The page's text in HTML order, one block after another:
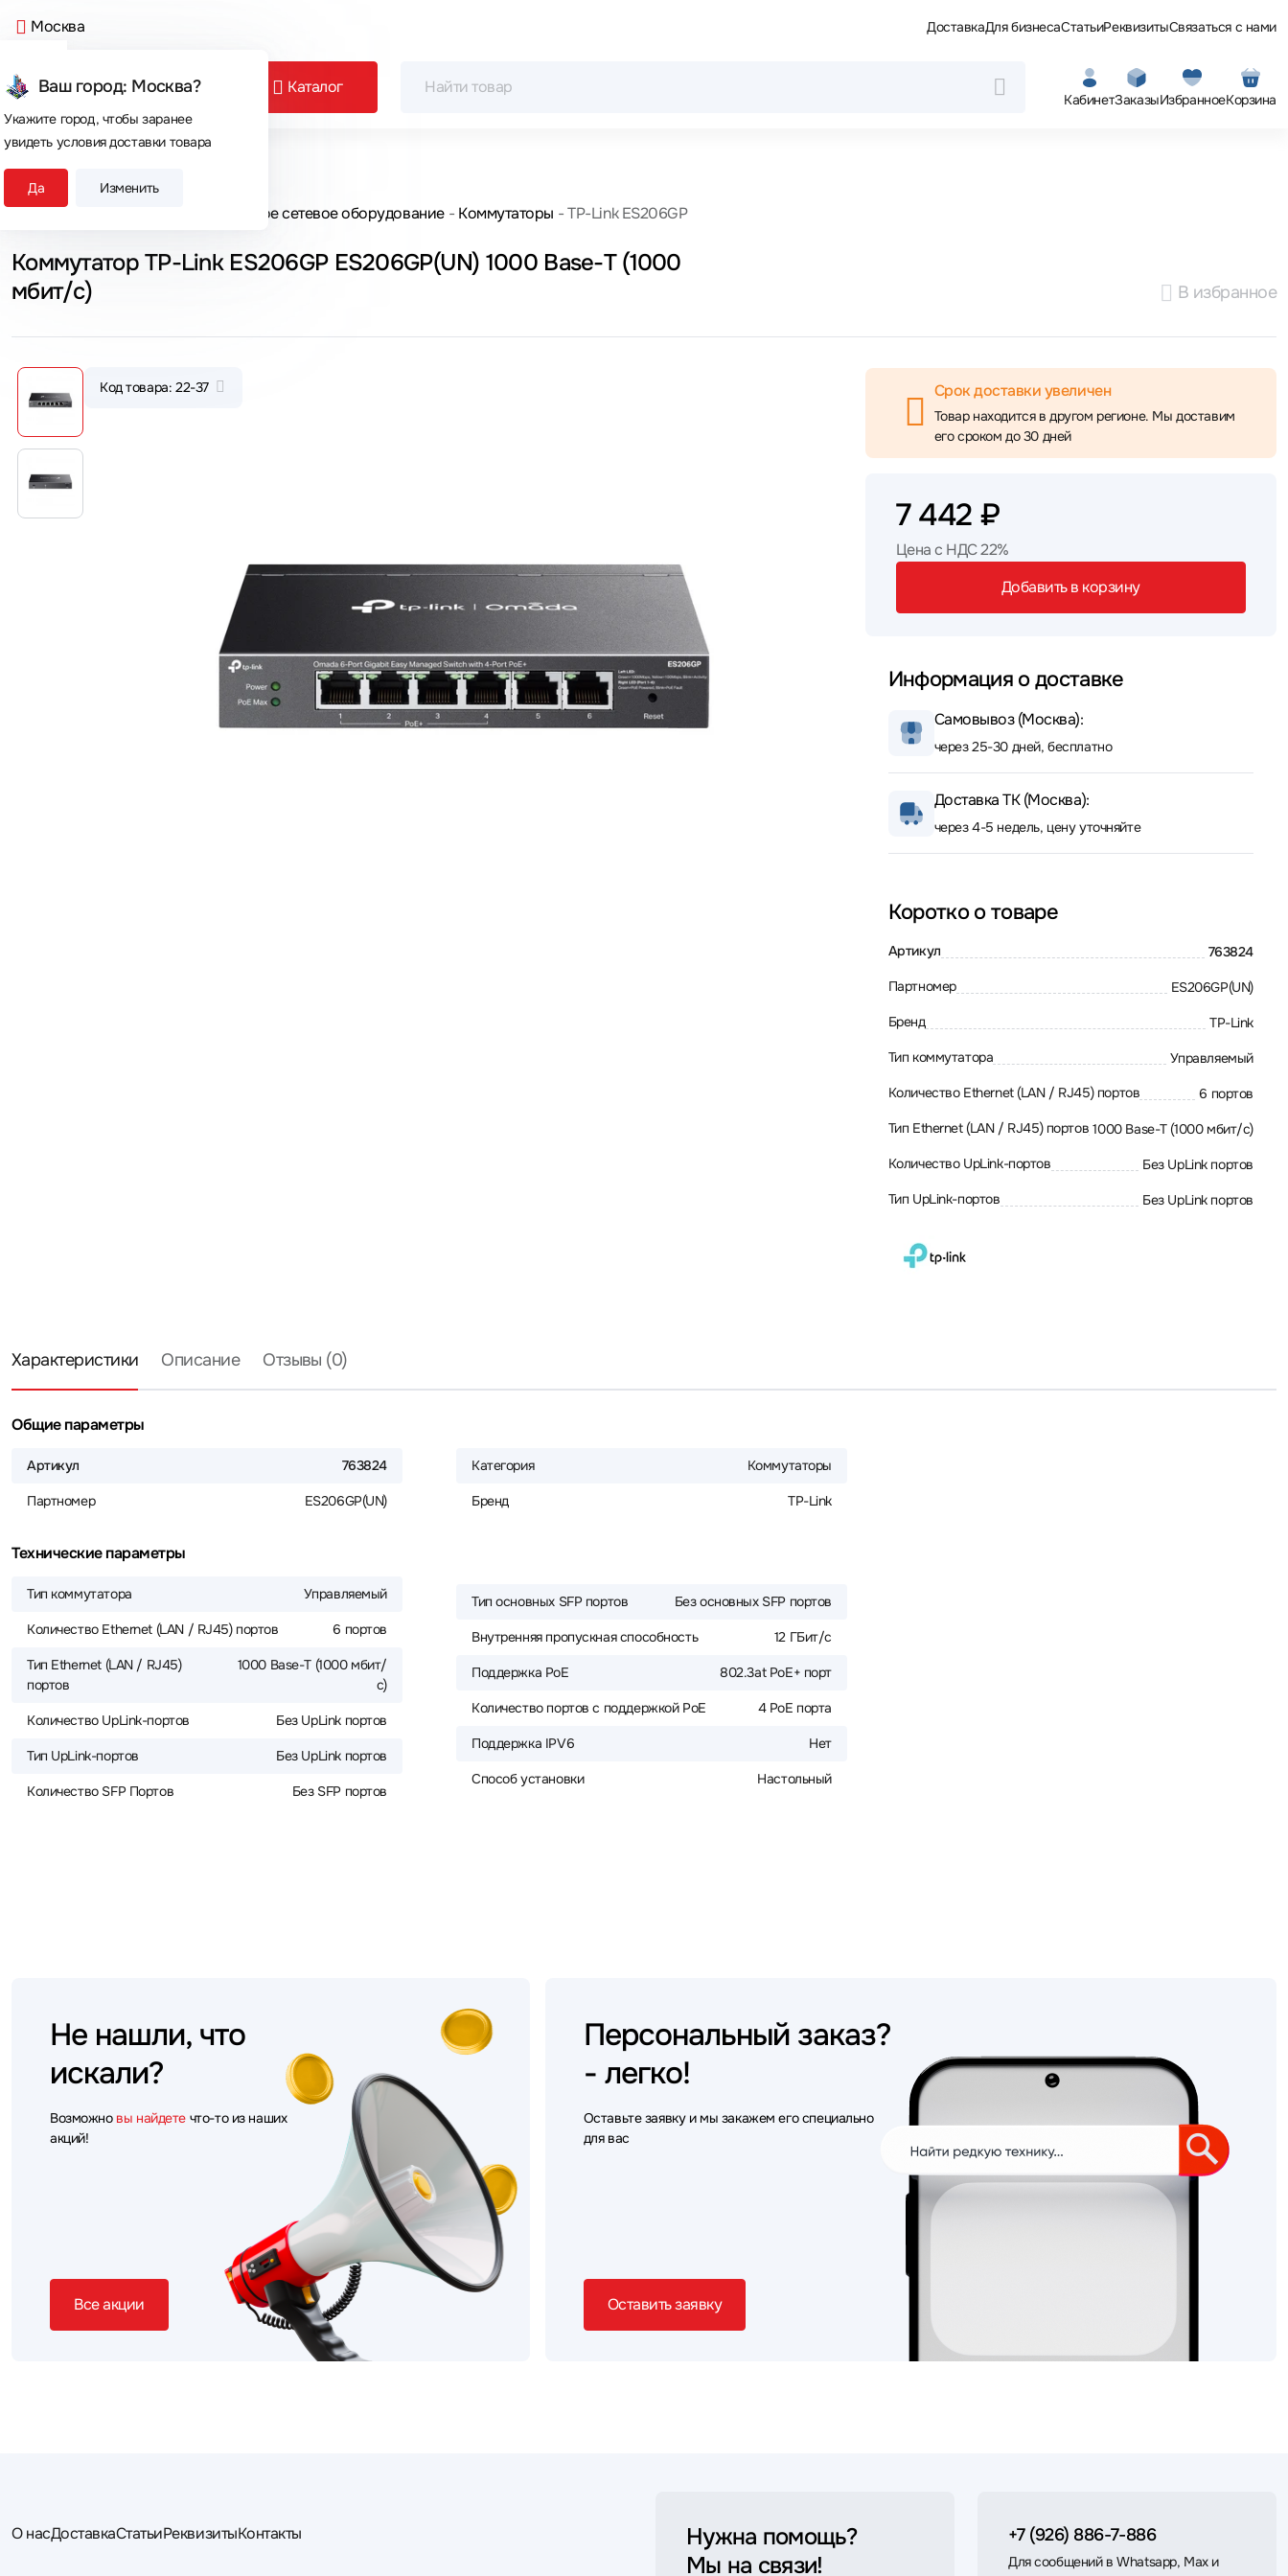
Москва
Ваш город: Москва?
Укажите город, чтобы заранее
увидеть условия доставки товара
Да Изменить
ДоставкаДля бизнесаСтатьиРеквизитыСвязаться с нами
Каталог
КабинетЗаказыИзбранноеКорзина
Сегодня покупают
Главная Активное сетевое оборудование Коммутаторы TP-Link ES206GP
Коммутатор TP-Link ES206GP ES206GP(UN) 1000 Base-T (1000
мбит/с)
В избранное
Код товара: 22-37 Срок доставки увеличен
Товар находится в другом регионе. Мы доставим
его сроком до 30 дней
7 442 ₽
Цена с НДС 22%
Добавить в корзину
Информация о доставке
Самовывоз (Москва):
через 25-30 дней, бесплатно
Доставка ТК (Москва):
через 4-5 недель, цену уточняйте
Коротко о товаре
Артикул 763824
Партномер ES206GP(UN)
Бренд TP-Link
Тип коммутатора Управляемый
Количество Ethernet (LAN / RJ45) портов 6 портов
Тип Ethernet (LAN / RJ45) портов 1000 Base-T (1000 мбит/с)
Количество UpLink-портов Без UpLink портов
Тип UpLink-портов Без UpLink портов
Характеристики Описание Отзывы (0)
Общие параметры
Артикул 763824
Партномер ES206GP(UN)
Категория Коммутаторы
Бренд TP-Link
Технические параметры
Тип коммутатора Управляемый
Количество Ethernet (LAN / RJ45) портов 6 портов
Тип Ethernet (LAN / RJ45)
портов
1000 Base-T (1000 мбит/
с)
Количество UpLink-портов Без UpLink портов
Тип UpLink-портов Без UpLink портов
Количество SFP Портов Без SFP портов
Тип основных SFP портов Без основных SFP портов
Внутренняя пропускная способность 12 ГБит/с
Поддержка PoE 802.3at PoE+ порт
Количество портов с поддержкой PoE 4 PoE порта
Поддержка IPV6 Нет
Способ установки Настольный
Не нашли, что
искали?
Возможно вы найдете что-то из наших
акций!
Все акции
Персональный заказ?
- легко!
Оставьте заявку и мы закажем его специально
для вас
Оставить заявку
О насДоставкаСтатьиРеквизитыКонтакты
Нужна помощь?
Мы на связи!
+7 (926) 886-7-886
Для сообщений в Whatsapp, Max и